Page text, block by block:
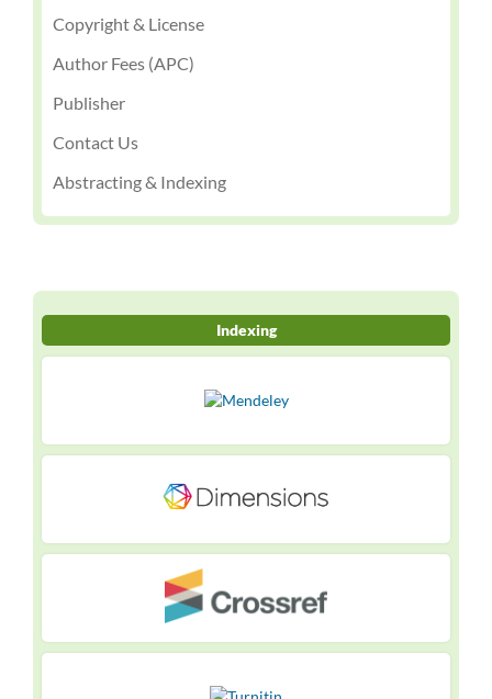
Copyright & License
Author Fees (APC)
Publisher
Contact Us
Abstracting & Indexing
Indexing